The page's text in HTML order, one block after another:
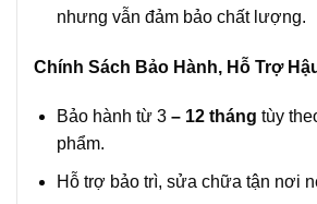
nhưng vẫn đảm bảo chất lượng.
Chính Sách Bảo Hành, Hỗ Trợ
Bảo hành từ 3– 12 tháng tùy
phẩm.
Hỗ trợ bảo trì, sửa chữa tận nơi